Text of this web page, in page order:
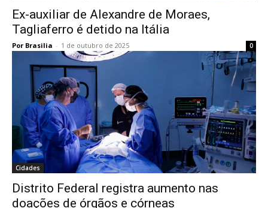
Ex-auxiliar de Alexandre de Moraes,
Tagliaferro é detido na Itália
Por Brasilia - 1 de outubro de 2025 0
Cidades
Distrito Federal registra aumento nas
doações de órgãos e córneas